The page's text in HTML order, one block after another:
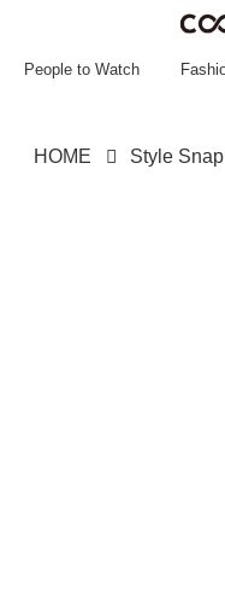
People to Watch
HOME Style Snap